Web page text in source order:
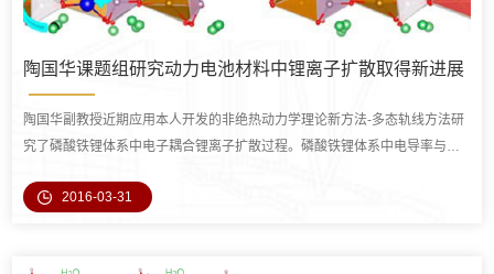
陶国华课题组研究动力电池材料中锂离子扩散取得新进展
陶国华副教授近期应用本人开发的非绝热动力学理论新方法-多态轨线方法研
究了磷酸铁锂体系中电子耦合锂离子扩散过程。磷酸铁锂体系中电导率与离
2016-03-31